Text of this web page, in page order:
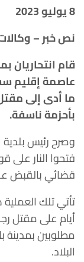
8 يوليو 2023
نص خبر –
قام انتحاريان
عاصمة إقليم
ماأدى إلى
بأحزمة ناسفة.
وصرح رئيس بلدية
فتحوا النار على
قضائي بالقبض
تأتي تلك
أيامعلى مقتل
مطلوبين
البلاد.